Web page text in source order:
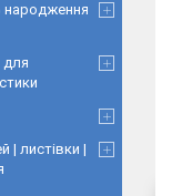
народження
для
| листівки |